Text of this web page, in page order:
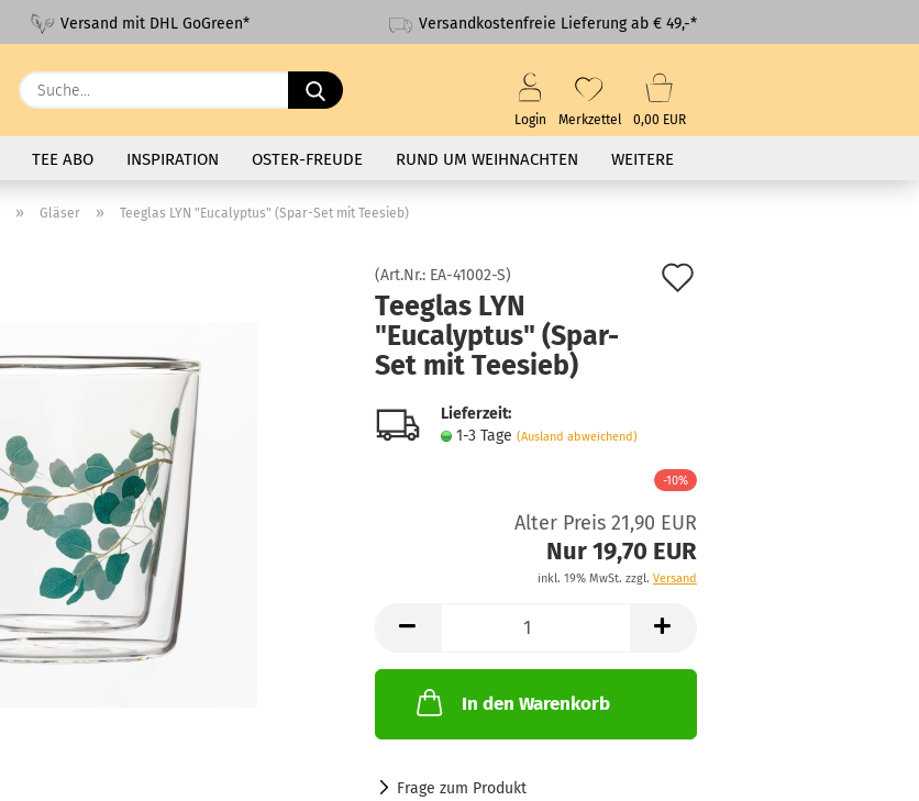
Versand mit DHL GoGreen* Versandkostenfreie Lieferung ab € 49,-*
Suche...
Login Merkzettel 0,00 EUR
TEE ABO INSPIRATION OSTER-FREUDE RUND UM WEIHNACHTEN WEITERE
» Gläser » Teeglas LYN "Eucalyptus" (Spar-Set mit Teesieb)
(Art.Nr.: EA-41002-S)
Teeglas LYN
"Eucalyptus" (Spar-
Set mit Teesieb)
Lieferzeit:
1-3 Tage (Ausland abweichend)
-10%
Alter Preis 21,90 EUR
Nur 19,70 EUR
inkl. 19% MwSt. zzgl. Versand
In den Warenkorb
Frage zum Produkt